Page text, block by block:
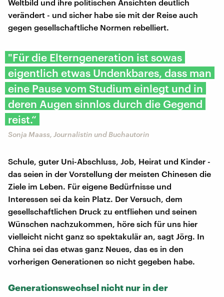
Weltbild und ihre politischen Ansichten deutlich
verändert - und sicher habe sie mit der Reise auch
gegen gesellschaftliche Normen rebelliert.
"Für die Elterngeneration ist sowas
eigentlich etwas Undenkbares, dass man
eine Pause vom Studium einlegt und in
deren Augen sinnlos durch die Gegend
reist.“
Sonja Maass, Journalistin und Buchautorin
Schule, guter Uni-Abschluss, Job, Heirat und Kinder -
das seien in der Vorstellung der meisten Chinesen die
Ziele im Leben. Für eigene Bedürfnisse und
Interessen sei da kein Platz. Der Versuch, dem
gesellschaftlichen Druck zu entfliehen und seinen
Wünschen nachzukommen, höre sich für uns hier
vielleicht nicht ganz so spektakulär an, sagt Jörg. In
China sei das etwas ganz Neues, das es in den
vorherigen Generationen so nicht gegeben habe.
Generationswechsel nicht nur in der